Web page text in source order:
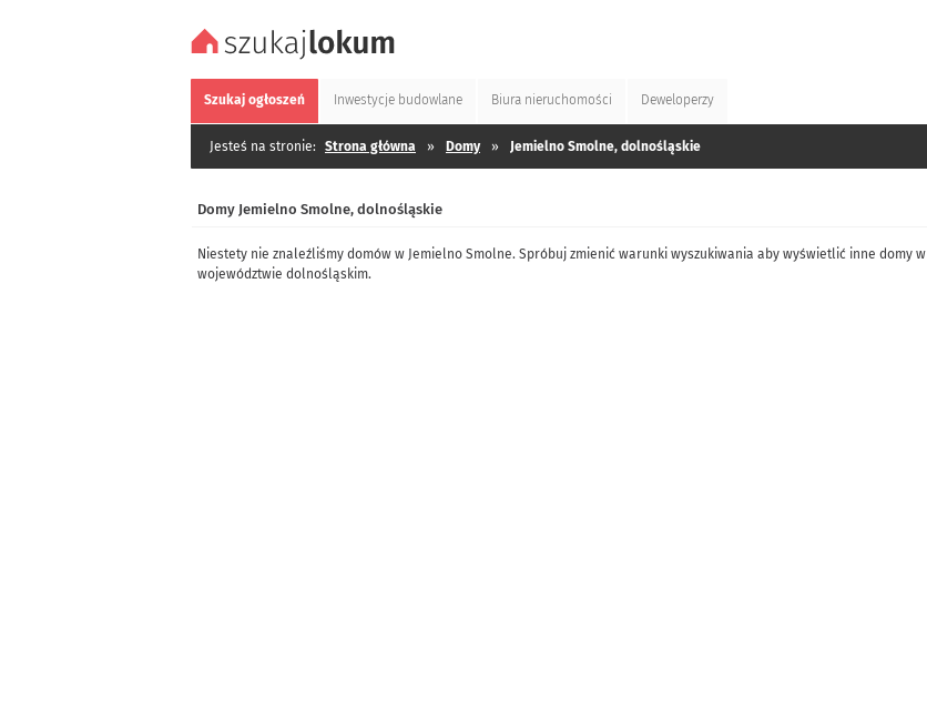
Szukaj ogłoszeń Inwestycje budowlane Biura nieruchomości Deweloperzy
Jesteś na stronie: Strona główna » Domy » Jemielno Smolne, dolnośląskie
Domy Jemielno Smolne, dolnośląskie
Niestety nie znaleźliśmy domów w Jemielno Smolne. Spróbuj zmienić warunki wyszukiwania aby wyświetlić inne domy w
województwie dolnośląskim.